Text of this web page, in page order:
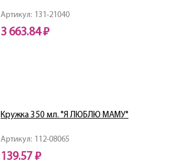
Артикул: 131-21040
3 663.84 ₽
Артикул: 112-08065
Кружка 350 мл. "Я ЛЮБЛЮ МАМУ"
139.57 ₽